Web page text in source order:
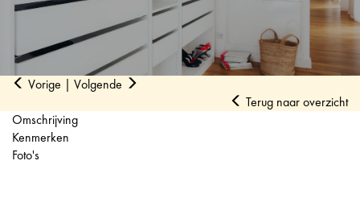
Vorige | Volgende
Terug naar overzicht
Omschrijving
Kenmerken
Foto's